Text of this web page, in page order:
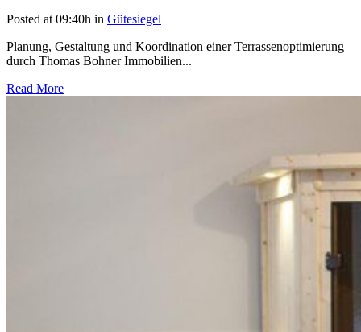
Posted at 09:40h in Gütesiegel
Planung, Gestaltung und Koordination einer Terrassenoptimierung
durch Thomas Bohner Immobilien...
Read More